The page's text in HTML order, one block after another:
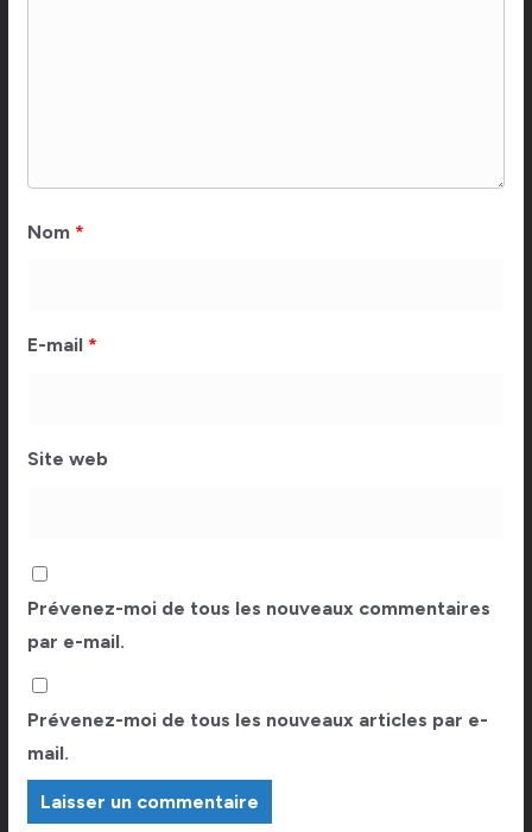
Nom *
E-mail *
Site web
Prévenez-moi de tous les nouveaux commentaires
par e-mail.
Prévenez-moi de tous les nouveaux articles par e-
mail.